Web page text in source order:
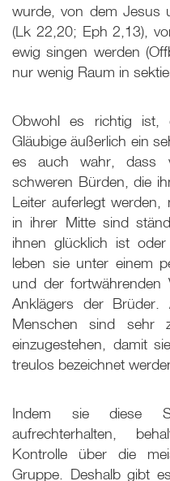
wurde, von dem Jesus
(Lk 22 ,20; Eph 2 ,13),
ewig singen werden
nur wenig Raum in
Obwohl es richtig ist,
Gläubige äußerlich ein
es auch wahr, dass
schweren Bürden, die
Leiter auferlegt werden,
in ihrer Mitte sind
ihnen glücklich ist
leben sie unter einem
und der fortwährenden
Anklägers der Brüder.
Menschen sind sehr
einzugestehen, damit
treulos bezeichnet
Indem sie diese
aufrechterhalten,
Kontrolle über die
Gruppe. Deshalb gibt